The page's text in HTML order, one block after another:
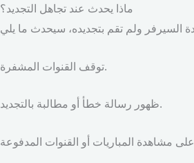
ماذا يحدث عند تجاهل التجديد؟
توقف القنوات المشفرة.
ظهور رسالة خطأ أو مطالبة بالتجديد.